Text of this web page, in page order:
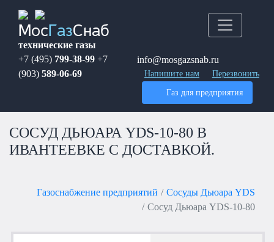
Мос ГазСнаб
технические газы
+7 (495) 799-38-99 +7
(903) 589-06-69
info@mosgazsnab.ru
Напишите нам Перезвонить
Газ для предприятия
СОСУД ДЬЮАРА YDS-10-80 В
ИВАНТЕЕВКЕ С ДОСТАВКОЙ.
Газоснабжение предприятий
Сосуды Дьюара YDS
Сосуд Дьюара YDS-10-80